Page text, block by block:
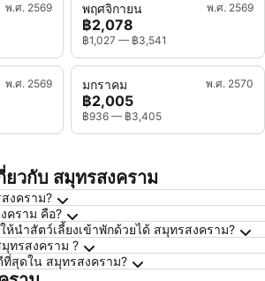
พ.ศ. 2569 พฤศจิกายน พ.ศ. 2569
฿2,078
฿1,027 — ฿3,541
พ.ศ. 2569 มกราคม พ.ศ. 2570
฿2,005
฿936 — ฿3,405
วกับ สมุทรสงคราม
งคราม?
คราม คือ?
นำสัตว์เลี้ยงเข้าพักด้วยได้ สมุทรสงคราม?
ทรสงคราม ?
สุดใน สมุทรสงคราม?